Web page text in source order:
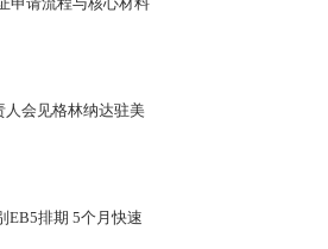
人会见格林纳达驻美
EB5排期 5个月快速